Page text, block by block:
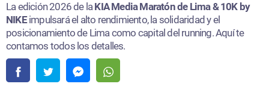
La edición 2026 de laKIA Media Maratón de Lima & 10K by
NIKEimpulsará el alto rendimiento, la solidaridad y el
posicionamiento de Lima como capital del running. Aquí te
contamos todos los detalles.